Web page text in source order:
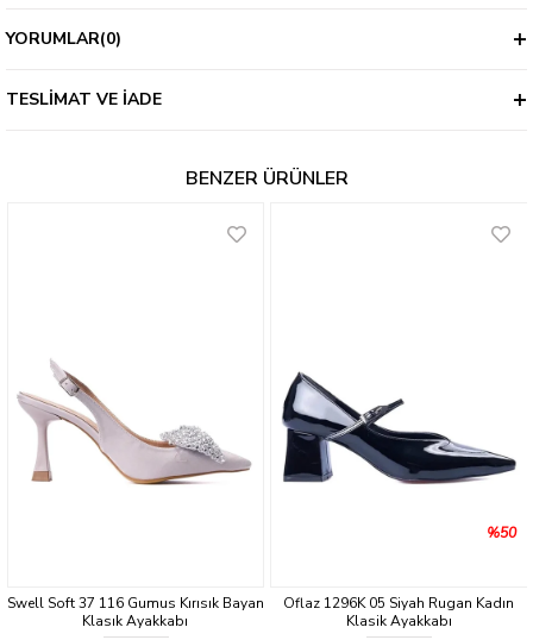
YORUMLAR(0)
TESLIMAT VE İADE
BENZER ÜRÜNLER
Swell Soft 37 116 Gumus Kırısık Bayan
Klasık Ayakkabı
Oflaz 1296K 05 Siyah Rugan Kadın
Klasik Ayakkabı
%50